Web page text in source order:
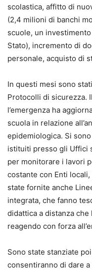
scolastica, affitto di
(2,4 milioni di banchi
scuole, un
Stato), incremento di
personale, acquisto di
In questi mesi sono
Protocolli di sicurezza.
l’emergenza ha
scuola in relazione
epidemiologica. Si
istituiti presso gli Uffici
per monitorare i lavori
costante con Enti
state fornite anche
integrata, che fanno
didattica a distanza
reagendo con forza
Sono state stanziate
consentiranno di dare